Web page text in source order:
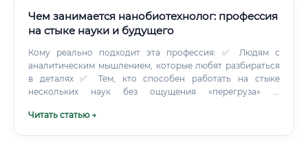
Чем занимается нанобиотехнолог: профессия
на стыке науки и будущего
Кому реально подходит эта профессия: ✅ Людям с
аналитическим мышлением, которые любят разбираться
в деталях ✅ Тем, кто способен работать на стыке
нескольких наук без ощущения «перегруза» ✅
«почему» даже когда этого не требуют ✅ Терпеливым
Читать статью →